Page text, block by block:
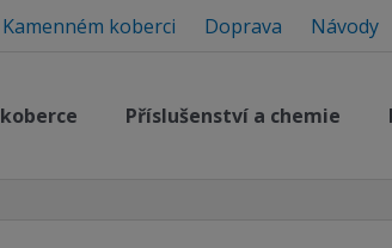
koberci Doprava Návody
Příslušenství a chemie